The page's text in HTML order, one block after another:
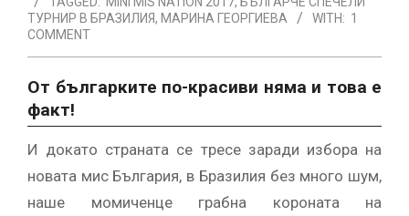
ТУРНИР В БРАЗИЛИЯ, МАРИНА ГЕОРГИЕВА WITH: 1
COMMENT
От българките по-красиви няма и това е
факт!
И докато страната се тресе заради избора на
новата мис България, в Бразилия без много шум,
наше момиченце грабна короната на